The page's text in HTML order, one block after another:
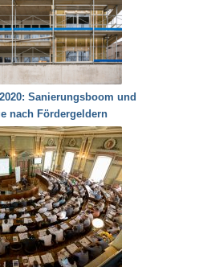
Sanierungsboom und
nach Fördergeldern